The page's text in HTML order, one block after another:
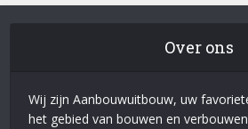
Over ons
Wij zijn Aanbouwuitbouw, uw
het gebied van bouwen en